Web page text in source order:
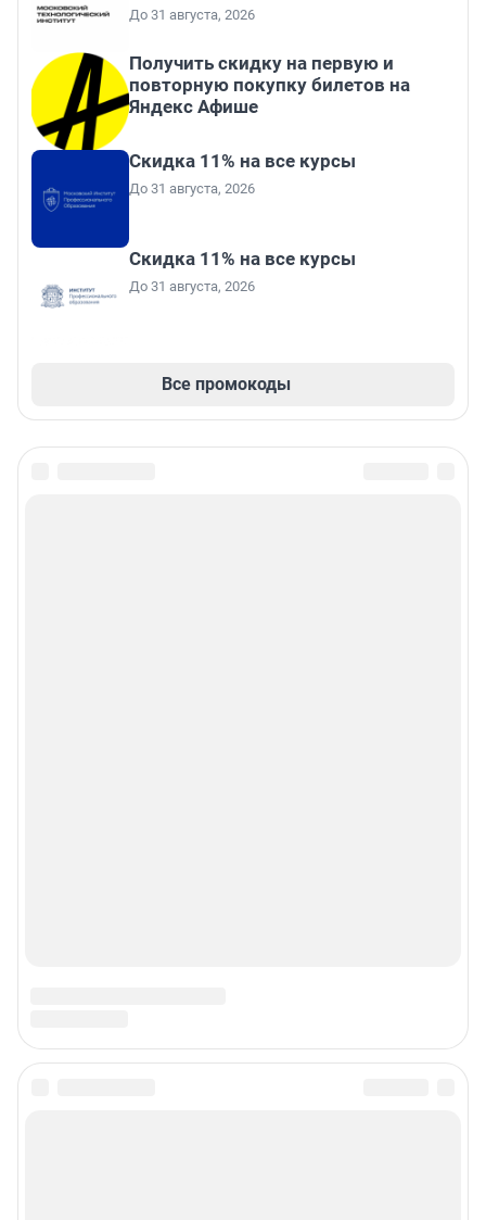
До 31 августа, 2026
Получить скидку на первую и
повторную покупку билетов на
Яндекс Афише
Скидка 11% на все курсы
До 31 августа, 2026
Скидка 11% на все курсы
До 31 августа, 2026
Все промокоды